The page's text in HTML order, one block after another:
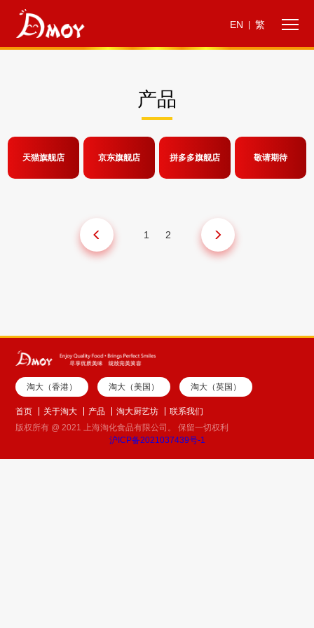
EN 繁
产品
天猫旗舰店 京东旗舰店 拼多多旗舰店 敬请期待
1 2
淘大（香港） 淘大（美国） 淘大（英国）
首页 关于淘大 产品 淘大厨艺坊
联系我们
版权所有 @ 2021 上海淘化食品有限公司。 保留一切权利
沪ICP备2021037439号-1